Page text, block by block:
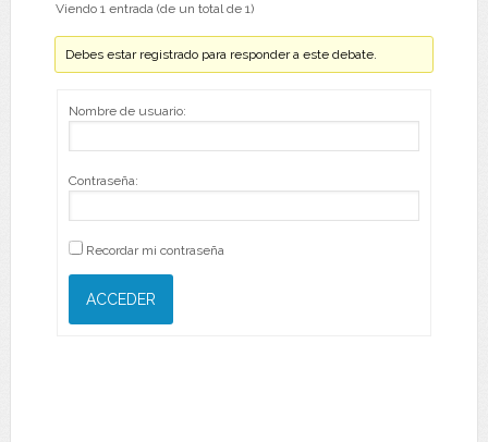
Viendo 1 entrada (de un total de 1)
Debes estar registrado para responder a este debate.
Nombre de usuario:
Contraseña:
Recordar mi contraseña
ACCEDER